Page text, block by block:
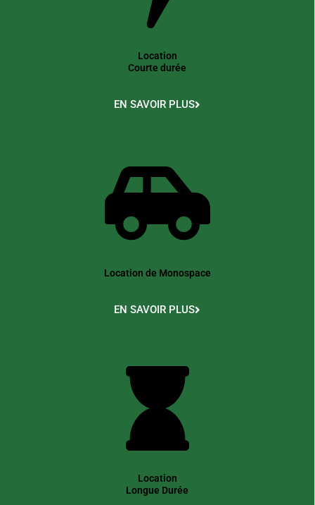
Location
Courte durée
EN SAVOIR PLUS
Location de Monospace
EN SAVOIR PLUS
Location
Longue Durée